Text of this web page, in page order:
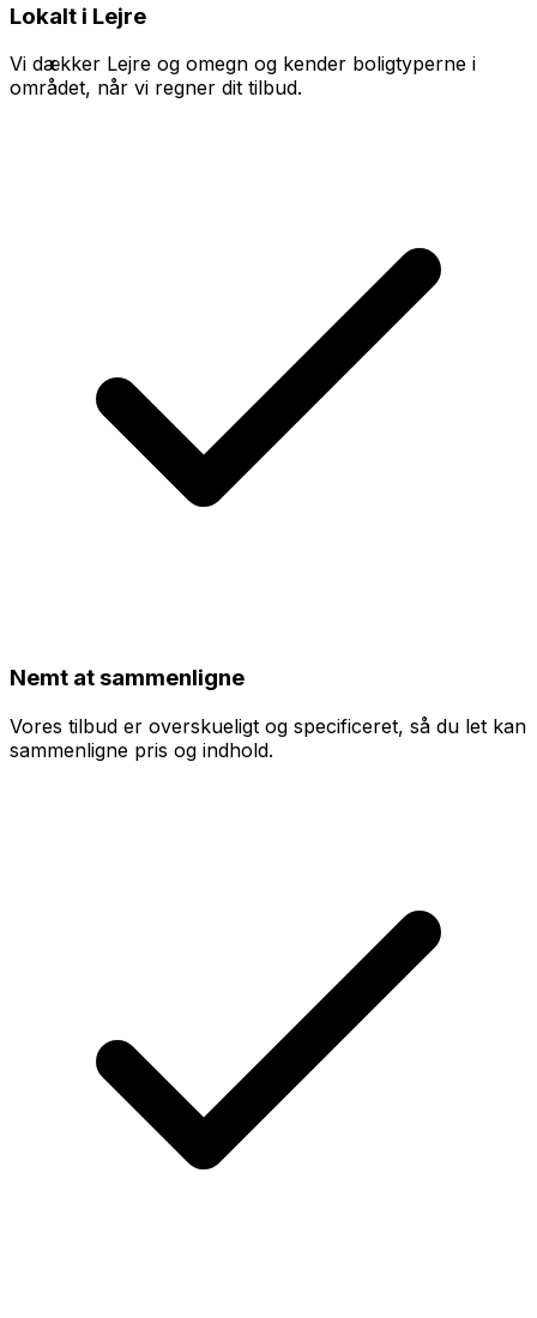
Lokalt i Lejre
Vi dækker Lejre og omegn og kender boligtyperne i
området, når vi regner dit tilbud.
Nemt at sammenligne
Vores tilbud er overskueligt og specificeret, så du let kan
sammenligne pris og indhold.